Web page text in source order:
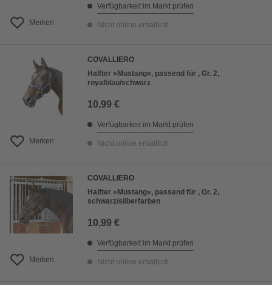
Merken
Verfügbarkeit im Markt prüfen
Nicht online erhältlich
Merken
COVALLIERO
Halfter »Mustang«, passend für , Gr. 2,
royalblau/schwarz
10,99 €
Verfügbarkeit im Markt prüfen
Nicht online erhältlich
Merken
COVALLIERO
Halfter »Mustang«, passend für , Gr. 2,
schwarz/silberfarben
10,99 €
Verfügbarkeit im Markt prüfen
Nicht online erhältlich